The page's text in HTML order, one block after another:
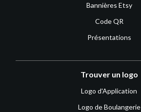
Bannières Etsy
Code QR
Présentations
Trouver un logo
Logo d'Application
Logo de Boulangerie